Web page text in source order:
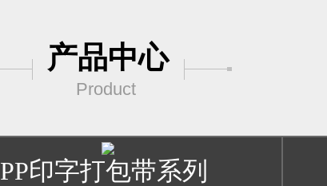
产品中心
Product
PP印字打包带系列